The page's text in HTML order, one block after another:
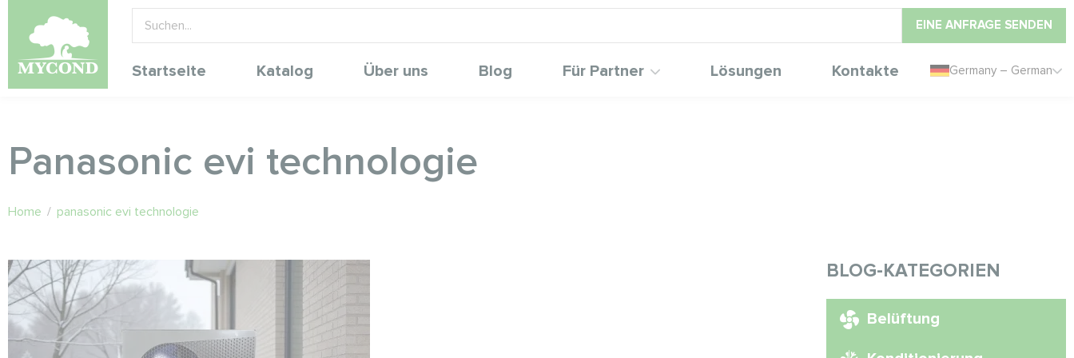
EINE ANFRAGE SENDEN
Startseite Katalog Über uns Blog Für Partner Lösungen Kontakte Germany – German
Panasonic evi technologie
Home / panasonic evi technologie
BLOG-KATEGORIEN
Belüftung